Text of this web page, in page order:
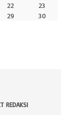
22
23
29
30
REDAKSI